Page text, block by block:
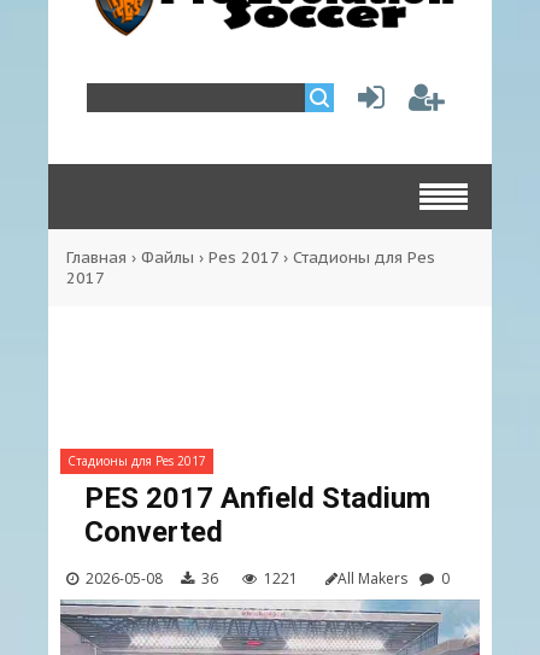
Главная › Файлы › Pes 2017 › Стадионы для Pes
2017
Стадионы для Pes 2017
PES 2017 Anfield Stadium
Converted
2026-05-08 36 1221 All Makers 0